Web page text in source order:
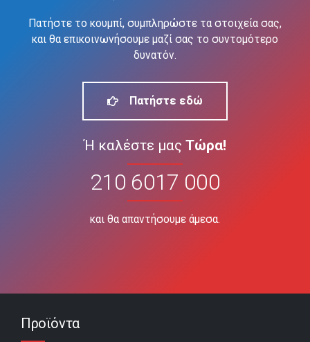
Πατήστε το κουμπί, συμπληρώστε τα στοιχεία σας,
και θα επικοινωνήσουμε μαζί σας το συντομότερο
δυνατόν.
Πατήστε εδώ
Ή καλέστε μας Τώρα!
210 6017 000
και θα απαντήσουμε άμεσα.
Προϊόντα